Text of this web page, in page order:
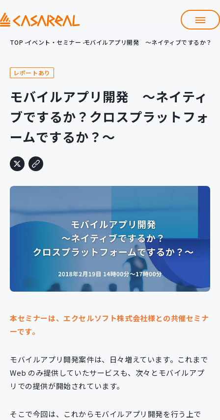
会社情報
サービス
プロダクト開発支援
クラウド導入支援 Git導入支援
システム構築支援
研修サービス
新規開発サービス
イベント・セミナー
採用情報
TOP イベント・セミナー モバイルアプリ開発 ～ネイティブでするか？
レポートあり
モバイルアプリ開発 ～ネイティ
ブでするか？クロスプラットフォ
ームでするか？～
本セミナーは、エクセルソフト株式会社様との共催セミナ
ーです。
モバイルアプリ開発案件は、日々増えています。これまで
Web のみ提供していたサービスも、次々とモバイルアプ
リでの提供が開始されています。
そこで今回は、これからモバイルアプリ開発を行う上で